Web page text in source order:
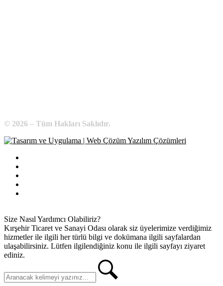
© 2026 – Tüm Hakları Saklıdır.
Size Nasıl Yardımcı Olabiliriz?
Kırşehir Ticaret ve Sanayi Odası olarak siz üyelerimize verdiğimiz
hizmetler ile ilgili her türlü bilgi ve dokümana ilgili sayfalardan
ulaşabilirsiniz. Lütfen ilgilendiğiniz konu ile ilgili sayfayı ziyaret
ediniz.